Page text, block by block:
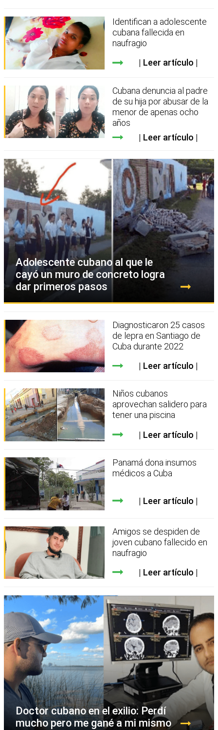
Identifican a adolescente
cubana fallecida en
naufragio
Leer artículo
Cubana denuncia al padre
de su hija por abusar de la
menor de apenas ocho
años
Leer artículo
Adolescente cubano al que le
cayó un muro de concreto logra
dar primeros pasos
Diagnosticaron 25 casos
de lepra en Santiago de
Cuba durante 2022
Leer artículo
Niños cubanos
aprovechan salidero para
tener una piscina
Leer artículo
Panamá dona insumos
médicos a Cuba
Leer artículo
Amigos se despiden de
joven cubano fallecido en
naufragio
Leer artículo
Doctor cubano en el exilio: Perdí
mucho pero me gané a mi mismo